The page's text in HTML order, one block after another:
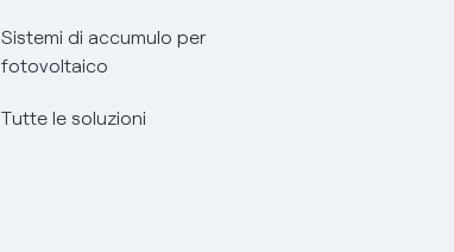
Sistemi di accumulo per
fotovoltaico
Tutte le soluzioni